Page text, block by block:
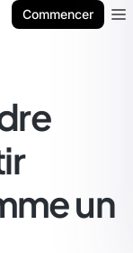
Commencer
un